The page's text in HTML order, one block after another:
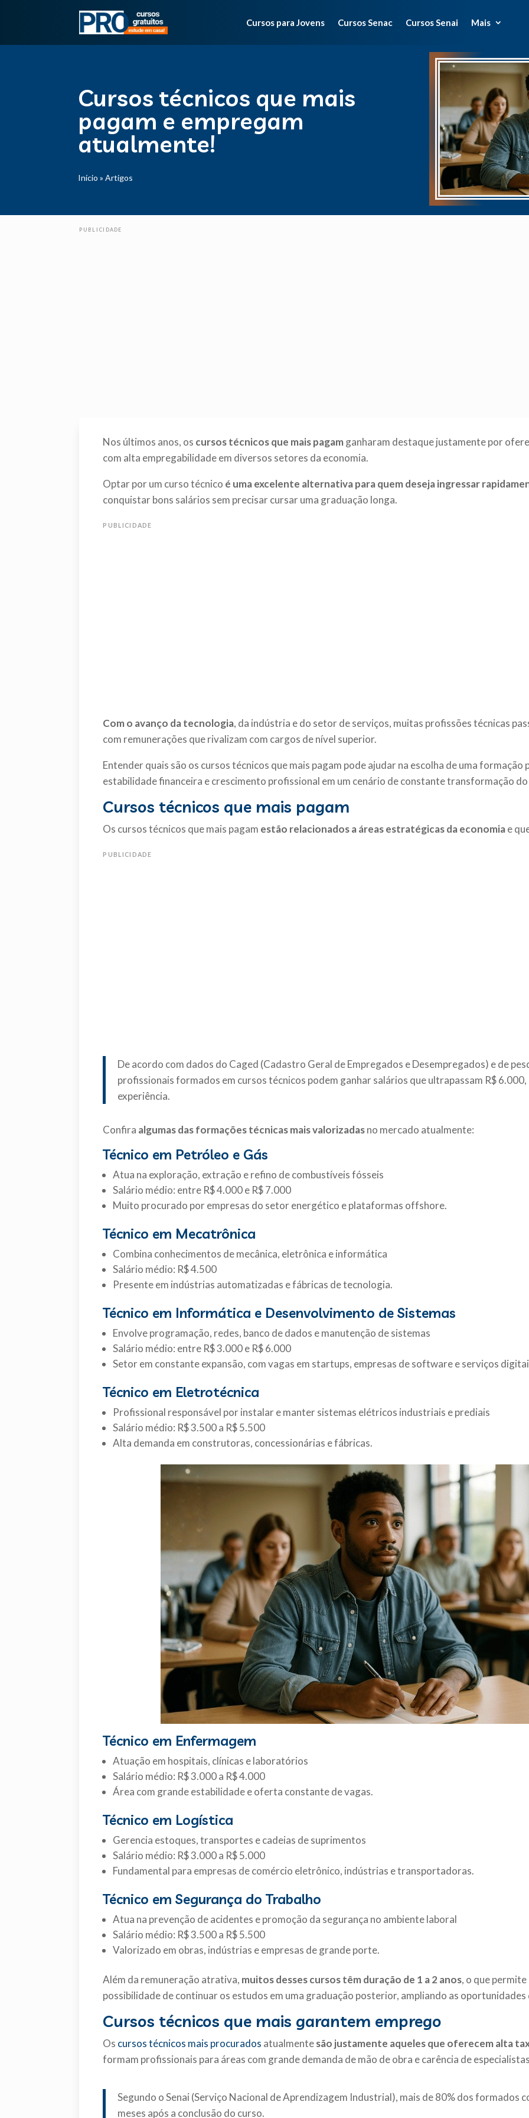
Cursos para Jovens Cursos Senac Cursos Senai Mais
Cursos técnicos que mais
pagam e empregam
atualmente!
Início » Artigos
PUBLICIDADE
Nos últimos anos, os cursos técnicos que mais pagamganharam destaque justamente por
com alta empregabilidade em diversos setores da economia.
Optar por um curso técnico é uma excelente alternativa para quem deseja ingressar
conquistar bons salários sem precisar cursar uma graduação longa.
PUBLICIDADE
Com o avanço da tecnologia, da indústria e do setor de serviços, muitas profissões técnicas
com remunerações que rivalizam com cargos de nível superior.
Entender quais são os cursos técnicos que mais pagam pode ajudar na escolha de uma
estabilidade financeira e crescimento profissional em um cenário de constante transformação
Cursos técnicos que mais pagam
Os cursos técnicos que mais pagam estão relacionados a áreas estratégicas da economiae
PUBLICIDADE
De acordo com dados do Caged (Cadastro Geral de Empregados e Desempregados) e de
profissionais formados em cursos técnicos podem ganhar salários que ultrapassam R$
experiência.
Confira algumas das formações técnicas mais valorizadasno mercado atualmente:
Técnico em Petróleo e Gás
Atua na exploração, extração e refino de combustíveis fósseis
Salário médio: entre R$ 4.000 e R$ 7.000
Muito procurado por empresas do setor energético e plataformas offshore.
Técnico em Mecatrônica
Combina conhecimentos de mecânica, eletrônica e informática
Salário médio: R$ 4.500
Presente em indústrias automatizadas e fábricas de tecnologia.
Técnico em Informática e Desenvolvimento de Sistemas
Envolve programação, redes, banco de dados e manutenção de sistemas
Salário médio: entre R$ 3.000 e R$ 6.000
Setor em constante expansão, com vagas em startups, empresas de software e serviços
Técnico em Eletrotécnica
Profissional responsável por instalar e manter sistemas elétricos industriais e prediais
Salário médio: R$ 3.500 a R$ 5.500
Alta demanda em construtoras, concessionárias e fábricas.
Técnico em Enfermagem
Atuação em hospitais, clínicas e laboratórios
Salário médio: R$ 3.000 a R$ 4.000
Área com grande estabilidade e oferta constante de vagas.
Técnico em Logística
Gerencia estoques, transportes e cadeias de suprimentos
Salário médio: R$ 3.000 a R$ 5.000
Fundamental para empresas de comércio eletrônico, indústrias e transportadoras.
Técnico em Segurança do Trabalho
Atua na prevenção de acidentes e promoção da segurança no ambiente laboral
Salário médio: R$ 3.500 a R$ 5.500
Valorizado em obras, indústrias e empresas de grande porte.
Além da remuneração atrativa, muitos desses cursos têm duração de 1 a 2 anos, o que
possibilidade de continuar os estudos em uma graduação posterior, ampliando as
Cursos técnicos que mais garantem emprego
Os cursos técnicos mais procurados atualmentesão justamente aqueles que oferecem alta
formam profissionais para áreas com grande demanda de mão de obra e carência de
Segundo o Senai (Serviço Nacional de Aprendizagem Industrial), mais de 80% dos formados
meses após a conclusão do curso.